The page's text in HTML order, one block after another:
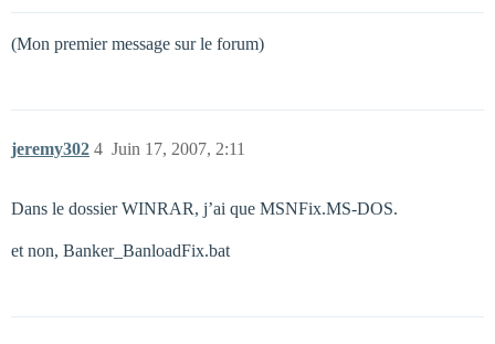
(Mon premier message sur le forum)
jeremy302 Juin 17, 2007, 2:11
4
Dans le dossier WINRAR, j’ai que MSNFix.MS-DOS.
et non, Banker_BanloadFix.bat